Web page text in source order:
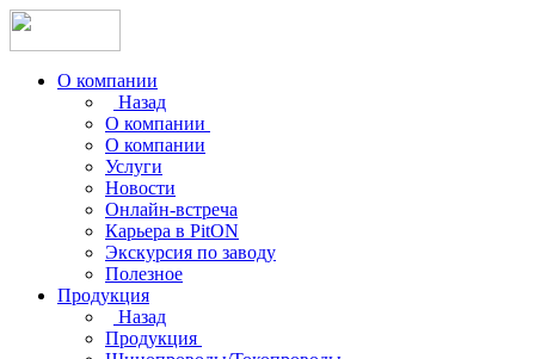
О компании
Назад
О компании
О компании
Услуги
Новости
Онлайн-встреча
Карьера в PitON
Экскурсия по заводу
Полезное
Продукция
Назад
Продукция